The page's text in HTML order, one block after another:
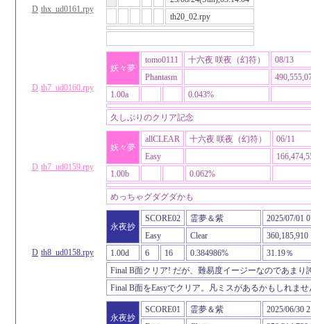
D thx_ud0161.rpy
th20_02.rpy
D th7_ud0160.rpy
妖々夢
tomo0111 十六夜 咲夜（幻符）
08/13
Phantasm
1.00a
0.043%
久しぶりのクリア記念
D th7_ud0159.rpy
妖々夢
allCLEAR 十六夜 咲夜（幻符）
06/11
Easy
1.00b
0.062%
めっちゃグダグダかも
D th8_ud0158.rpy
永夜抄
SCORE02 霊夢＆紫
2025/07/01
Easy
Clear
360,185,910
1.00d
6 16 0.384986%
31.19％
Final B面クリア! だが、難易度イージーなのであまり
Final B面をEasyでクリア。凡ミスがあるかもしれませ
永夜抄
SCORE01 霊夢＆紫
2025/06/30